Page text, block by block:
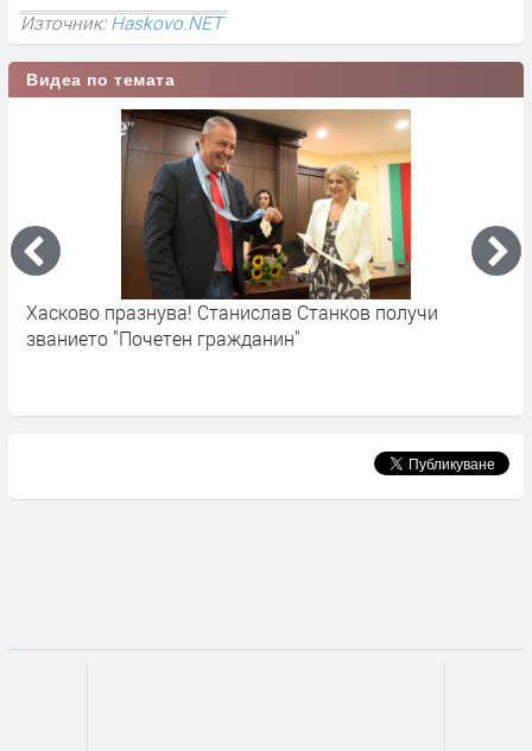
Източник:Haskovo.NET
Видеа по темата
Станков получи
Хасково отпразнува Деня